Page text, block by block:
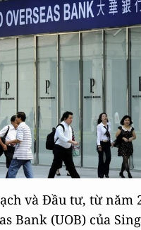
và Đầu tư, từ năm
Bank (UOB) của